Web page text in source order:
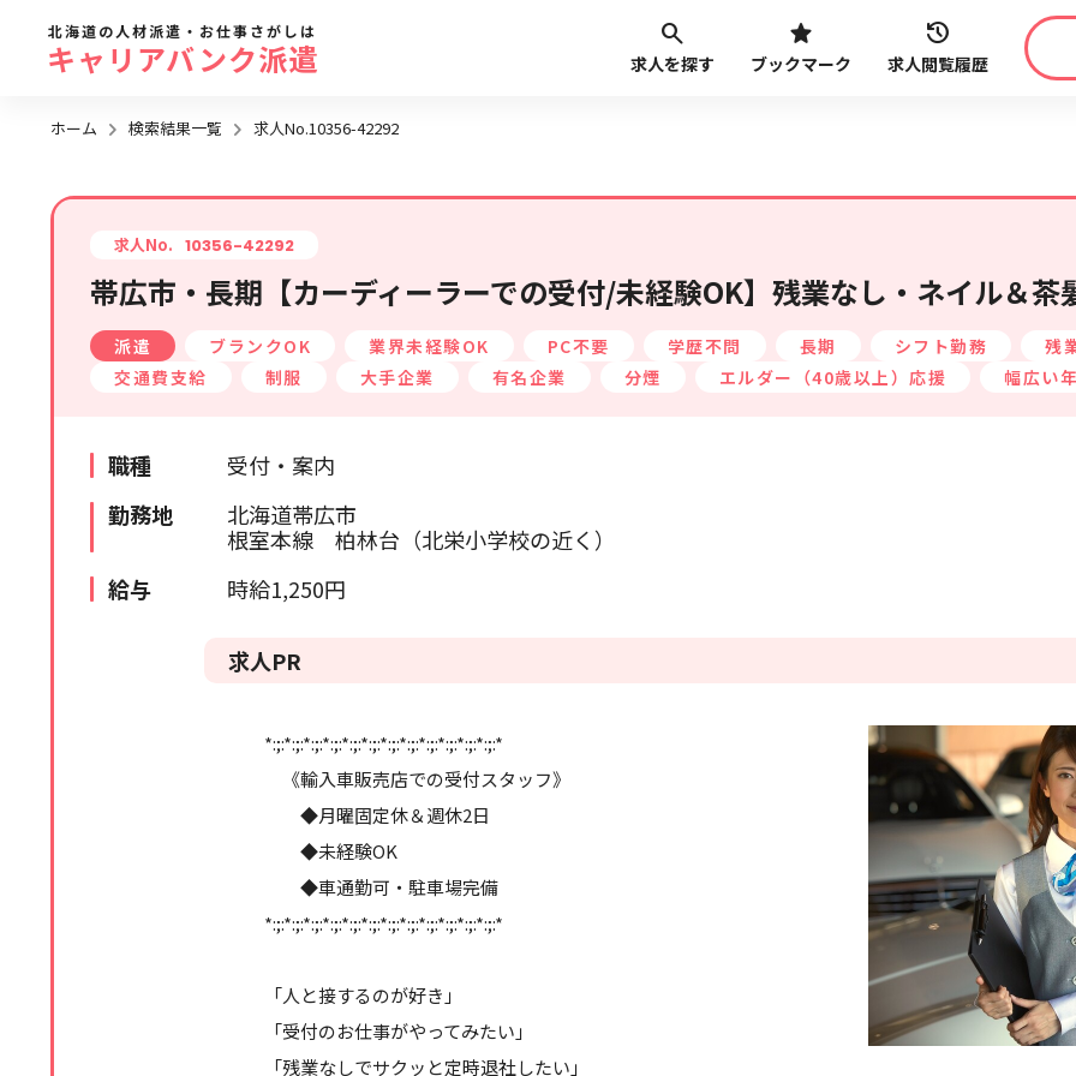
勤務地
札幌市全域
札幌市近郊エリア
北見・網走エリア
苫小牧・室蘭エリア
道外
最近見た求人
求人履歴はありません。
検索履歴はありません。
北海道の人材派遣・お仕事さがしは
キャリアバンク派遣 求人を探す ブックマーク 求人閲覧履歴
ホーム 検索結果一覧 求人No.10356-42292
求人No. 10356-42292
帯広市・長期【カーディーラーでの受付/未経験OK】残業なし・ネイル＆茶
派遣 ブランクOK 業界未経験OK PC不要 学歴不問 長期 シフト勤務
残
交通費支給
制服 大手企業 有名企業 分煙 エルダー（40歳以上）応援 幅広い
職種
受付・案内
勤務地
北海道帯広市
根室本線 柏林台（北栄小学校の近く）
給与
時給1,250円
求人PR
*:;:*:;:*:;:*:;:*:;:*:;:*:;:*:;:*:;:*:;:*:;:*:;:*
《輸入車販売店での受付スタッフ》
◆月曜固定休＆週休2日
◆未経験OK
◆車通勤可・駐車場完備
*:;:*:;:*:;:*:;:*:;:*:;:*:;:*:;:*:;:*:;:*:;:*:;:*
「人と接するのが好き」
「受付のお仕事がやってみたい」
「残業なしでサクッと定時退社したい」